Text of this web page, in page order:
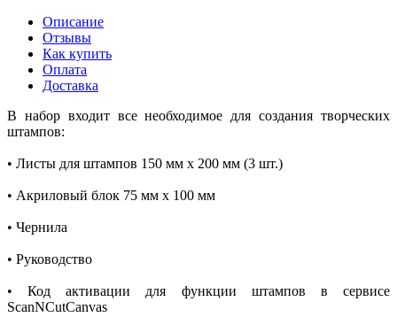
Описание
Отзывы
Как купить
Оплата
Доставка
В набор входит все необходимое для создания творческих
штампов:
• Листы для штампов 150 мм x 200 мм (3 шт.)
• Акриловый блок 75 мм x 100 мм
• Чернила
• Руководство
• Код активации для функции штампов в сервисе
ScanNCutCanvas